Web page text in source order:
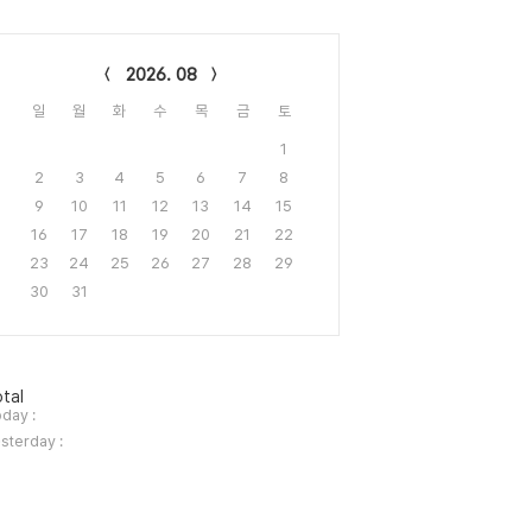
2026. 08
일 월 화 수 목 금 토
1
2
3 4 5 6 7
8
9
10 11 12 13 14
15
16
17 18 19 20 21
22
23
24 25 26 27 28
29
30
31
:
: